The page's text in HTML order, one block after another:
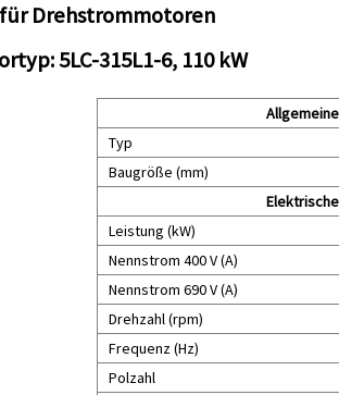
Drehstrommotoren
5LC-315L1-6, 110 kW
Typ
Baugröße (mm)
Leistung (kW)
Nennstrom 400 V (A)
Nennstrom 690 V (A)
Drehzahl (rpm)
Frequenz (Hz)
Polzahl